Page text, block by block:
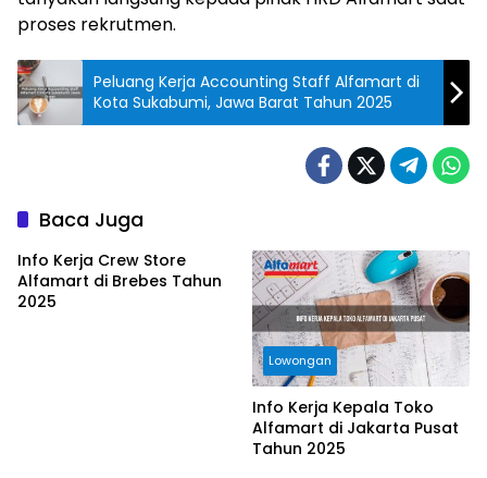
proses rekrutmen.
Peluang Kerja Accounting Staff Alfamart di
Kota Sukabumi, Jawa Barat Tahun 2025
Baca Juga
Info Kerja Crew Store
Alfamart di Brebes Tahun
2025
Lowongan
Info Kerja Kepala Toko
Alfamart di Jakarta Pusat
Tahun 2025